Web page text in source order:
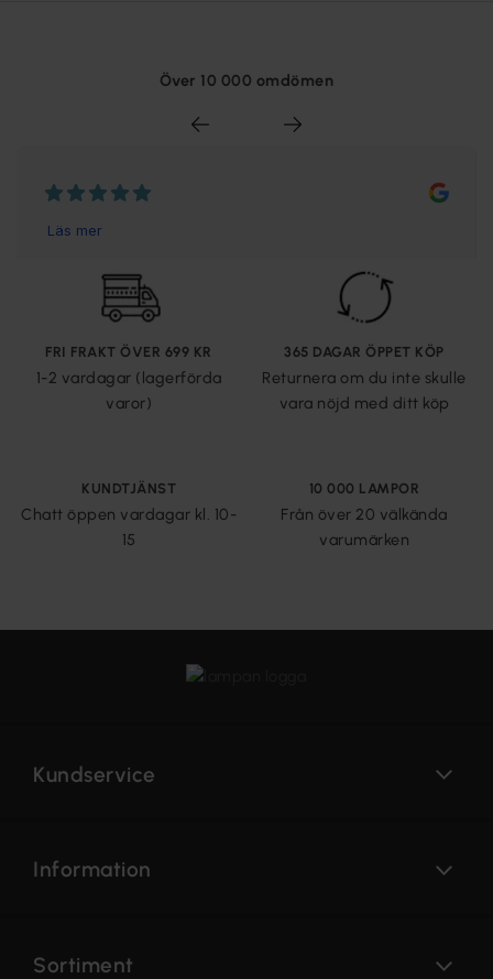
Över 10 000 omdömen
FRI FRAKT ÖVER 699 KR
1-2 vardagar (lagerförda
varor)
365 DAGAR ÖPPET KÖP
Returnera om du inte skulle
vara nöjd med ditt köp
KUNDTJÄNST
Chatt öppen vardagar kl. 10-
15
10 000 LAMPOR
Från över 20 välkända
varumärken
Kundservice
Information
Sortiment